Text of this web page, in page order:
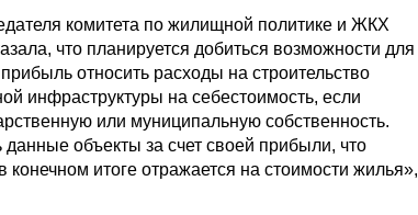
комитета по жилищной политике и ЖКХ
что планируется добиться возможности для
относить расходы на строительство
инфраструктуры на себестоимость, если
или муниципальную собственность.
объекты за счет своей прибыли, что
конечном итоге отражается на стоимости жилья»,